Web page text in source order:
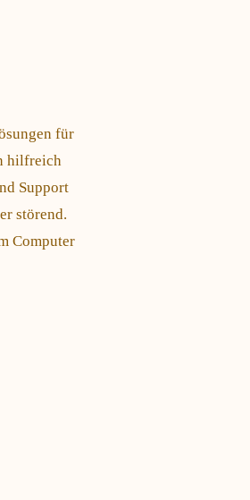
für
hilfreich
Support
störend.
Computer